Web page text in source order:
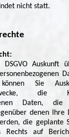
nicht statt.
Auskunft
können Sie
die
Daten,
denen Ihre
die geplante
Rechts auf